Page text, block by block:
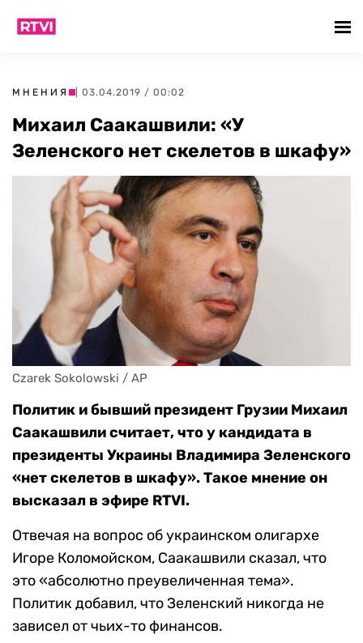
МНЕНИЯ | 03.04.2019 / 00:02
Михаил Саакашвили: «У
Зеленского нет скелетов в шкафу»
Czarek Sokolowski / AP
Политик и бывший президент Грузии Михаил
Саакашвили считает, что у кандидата в
президенты Украины Владимира Зеленского
«нет скелетов в шкафу». Такое мнение он
высказал в эфире RTVI.
Отвечая на вопрос об украинском олигархе
Игоре Коломойском, Саакашвили сказал, что
это «абсолютно преувеличенная тема».
Политик добавил, что Зеленский никогда не
зависел от чьих-то финансов.